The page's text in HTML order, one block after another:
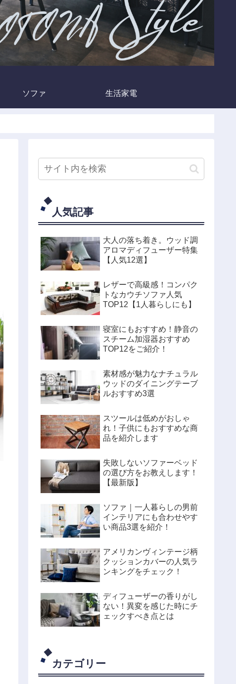
ソファ 生活家電
人気記事
大人の落ち着き。ウッド調
アロマディフューザー特集
【人気12選】
レザーで高級感！コンパク
トなカウチソファ人気
TOP12【1人暮らしにも】
寝室にもおすすめ！静音の
スチーム加湿器おすすめ
TOP12をご紹介！
素材感が魅力なナチュラル
ウッドのダイニングテーブ
ルおすすめ3選
スツールは低めがおしゃ
れ！子供にもおすすめな商
品を紹介します
失敗しないソファーベッド
の選び方をお教えします！
【最新版】
ソファ｜一人暮らしの男前
インテリアにも合わせやす
い商品3選を紹介！
アメリカンヴィンテージ柄
クッションカバーの人気ラ
ンキングをチェック！
ディフューザーの香りがし
ない！異変を感じた時にチ
ェックすべき点とは
カテゴリー